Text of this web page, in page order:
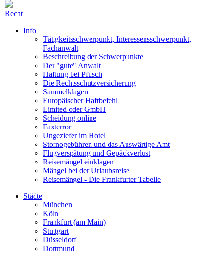
Info
Tätigkeitsschwerpunkt, Interessensschwerpunkt,
Fachanwalt
Beschreibung der Schwerpunkte
Der "gute" Anwalt
Haftung bei Pfusch
Die Rechtsschutzversicherung
Sammelklagen
Europäischer Haftbefehl
Limited oder GmbH
Scheidung online
Faxterror
Ungeziefer im Hotel
Stornogebühren und das Auswärtige Amt
Flugverspätung und Gepäckverlust
Reisemängel einklagen
Mängel bei der Urlaubsreise
Reisemängel - Die Frankfurter Tabelle
Städte
München
Köln
Frankfurt (am Main)
Stuttgart
Düsseldorf
Dortmund